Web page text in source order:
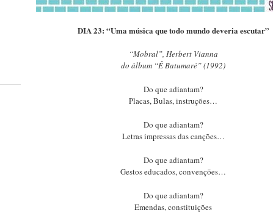
DIA 23: “Uma música que todo mundo deveria escutar”
“Mobral”, Herbert Vianna
do álbum “Ê Batumaré” (1992)
Do que adiantam?
Placas, Bulas, instruções…
Do que adiantam?
Letras impressas das canções…
Do que adiantam?
Gestos educados, convenções…
Do que adiantam?
Emendas, constituições